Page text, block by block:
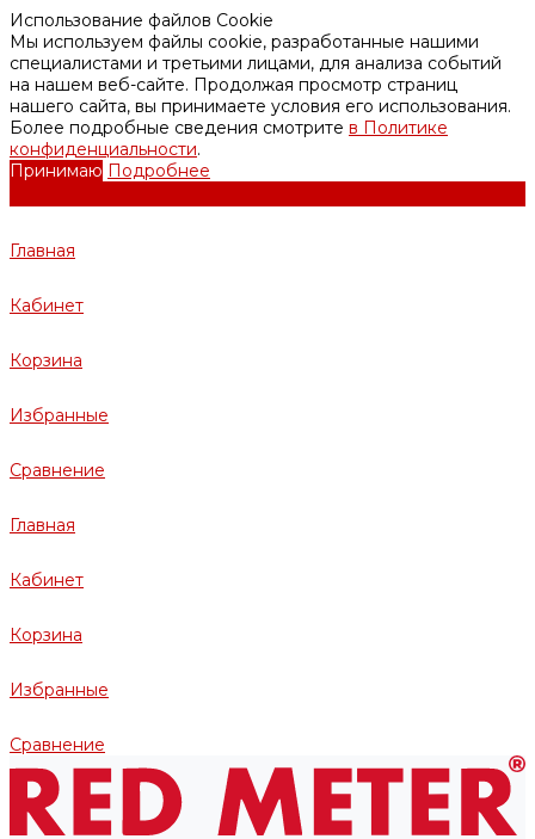
Использование файлов Cookie
Мы используем файлы cookie, разработанные нашими
специалистами и третьими лицами, для анализа событий
на нашем веб-сайте. Продолжая просмотр страниц
нашего сайта, вы принимаете условия его использования.
Более подробные сведения смотрите в Политике
конфиденциальности.
Принимаю Подробнее
Главная
Кабинет
Корзина
Избранные
Сравнение
Главная
Кабинет
Корзина
Избранные
Сравнение